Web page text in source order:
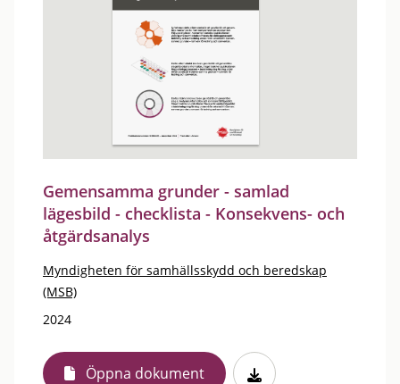
Gemensamma grunder - samlad
lägesbild - checklista - Konsekvens- och
åtgärdsanalys
Myndigheten för samhällsskydd och beredskap
(MSB)
2024
Öppna dokument